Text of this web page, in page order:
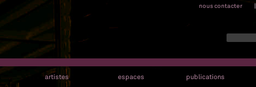
nous contacter |
artistes espaces publications